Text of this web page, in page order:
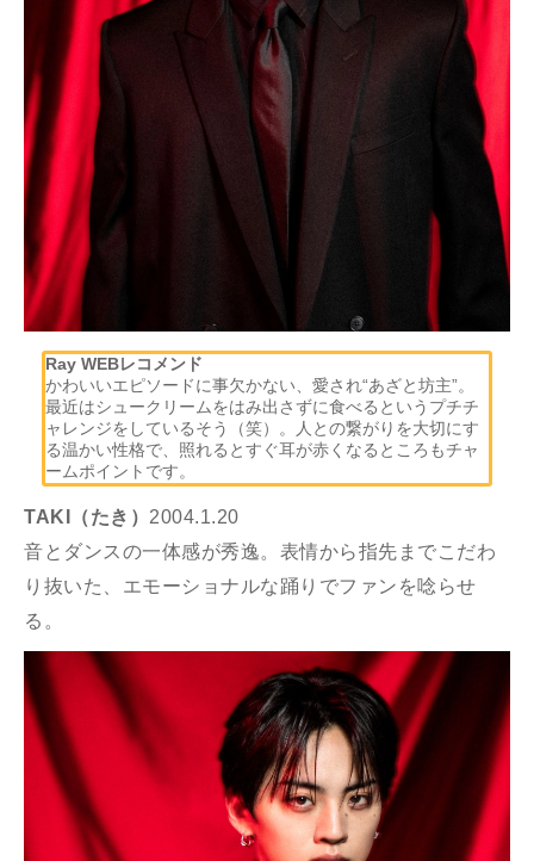
Ray WEBレコメンド
かわいいエピソードに事欠かない、愛され“あざと坊主”。
最近はシュークリームをはみ出さずに食べるというプチチ
ャレンジをしているそう（笑）。人との繋がりを大切にす
る温かい性格で、照れるとすぐ耳が赤くなるところもチャ
ームポイントです。
TAKI（たき） 2004.1.20
音とダンスの一体感が秀逸。表情から指先までこだわ
り抜いた、エモーショナルな踊りでファンを唸らせ
る。